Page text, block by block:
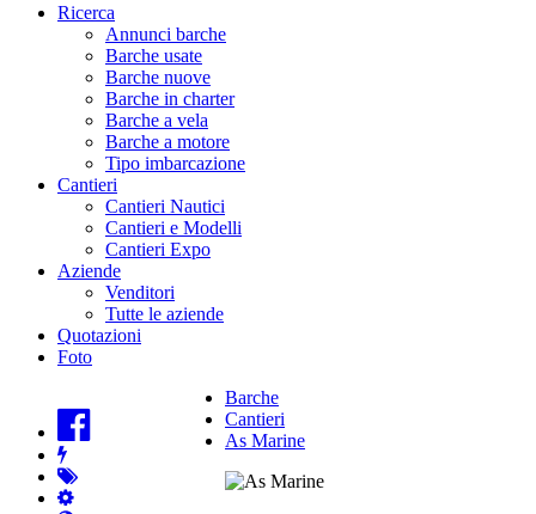
Ricerca
Annunci barche
Barche usate
Barche nuove
Barche in charter
Barche a vela
Barche a motore
Tipo imbarcazione
Cantieri
Cantieri Nautici
Cantieri e Modelli
Cantieri Expo
Aziende
Venditori
Tutte le aziende
Quotazioni
Foto
Barche
Cantieri
As Marine